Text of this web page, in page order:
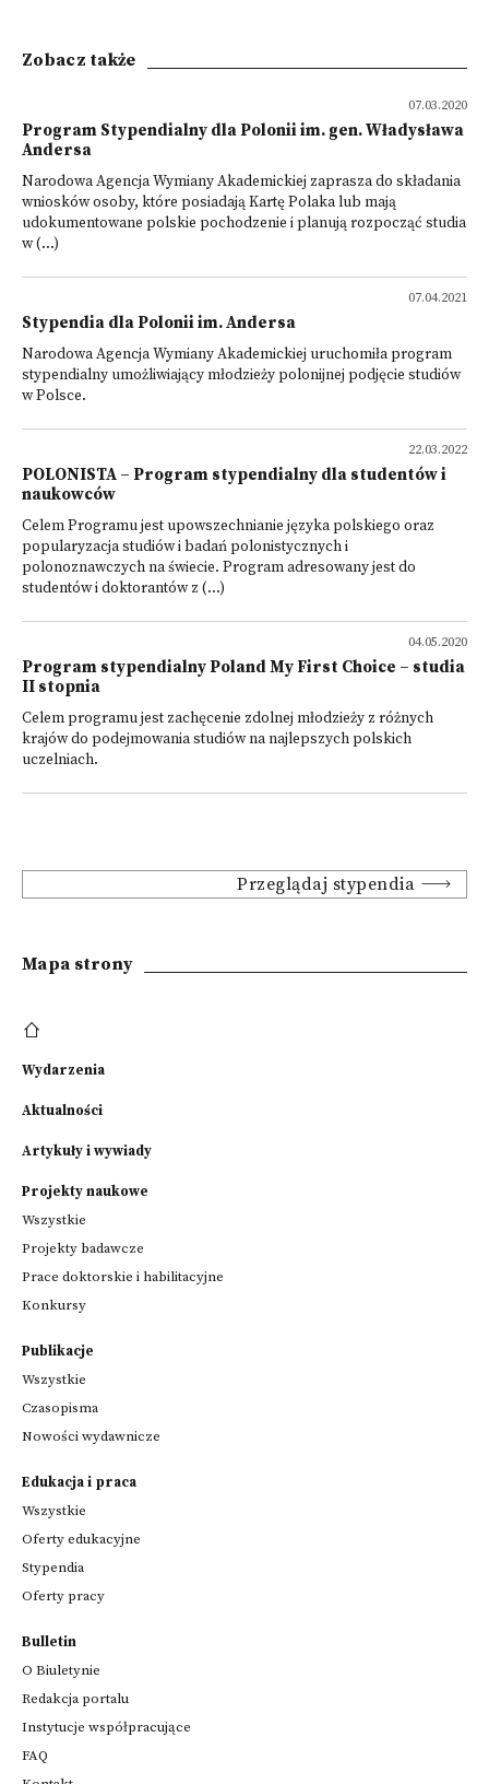
Zobacz także
07.03.2020
Program Stypendialny dla Polonii im. gen. Władysława
Andersa
Narodowa Agencja Wymiany Akademickiej zaprasza do składania
wniosków osoby, które posiadają Kartę Polaka lub mają
udokumentowane polskie pochodzenie i planują rozpocząć studia
w (...)
07.04.2021
Stypendia dla Polonii im. Andersa
Narodowa Agencja Wymiany Akademickiej uruchomiła program
stypendialny umożliwiający młodzieży polonijnej podjęcie studiów
w Polsce.
22.03.2022
POLONISTA – Program stypendialny dla studentów i
naukowców
Celem Programu jest upowszechnianie języka polskiego oraz
popularyzacja studiów i badań polonistycznych i
polonoznawczych na świecie. Program adresowany jest do
studentów i doktorantów z (...)
04.05.2020
Program stypendialny Poland My First Choice – studia
II stopnia
Celem programu jest zachęcenie zdolnej młodzieży z różnych
krajów do podejmowania studiów na najlepszych polskich
uczelniach.
Przeglądaj stypendia
Mapa strony
Wydarzenia
Aktualności
Artykuły i wywiady
Projekty naukowe
Wszystkie
Projekty badawcze
Prace doktorskie i habilitacyjne
Konkursy
Publikacje
Wszystkie
Czasopisma
Nowości wydawnicze
Edukacja i praca
Wszystkie
Oferty edukacyjne
Stypendia
Oferty pracy
Bulletin
O Biuletynie
Redakcja portalu
Instytucje współpracujące
FAQ